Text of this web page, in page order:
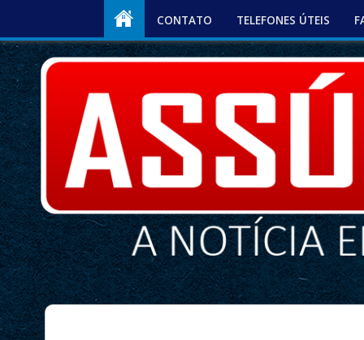
CONTATO TELEFONES ÚTEIS